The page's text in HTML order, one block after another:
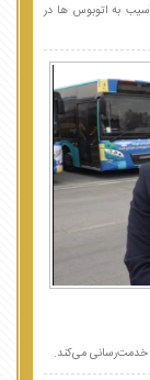
به اتوبوس ها در